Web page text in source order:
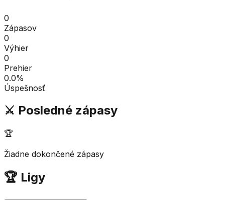
0
Zápasov
0
Výhier
0
Prehier
0.0%
Úspešnosť
⚔️ Posledné zápasy
🏆
Žiadne dokončené zápasy
🏆 Ligy